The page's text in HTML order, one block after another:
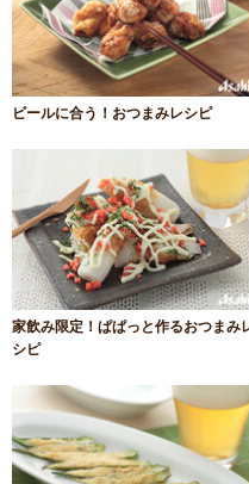
ビールに合う！おつまみレシピ
家飲み限定！ぱぱっと作るおつまみ
シピ